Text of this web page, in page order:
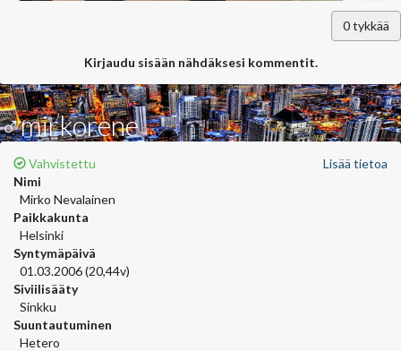
0tykkää
Kirjaudu sisään nähdäksesi kommentit.
♂mirkorene
Lisää tietoa
Vahvistettu
Nimi
Mirko Nevalainen
Paikkakunta
Helsinki
Syntymäpäivä
01.03.2006 (20,44v)
Siviilisääty
Sinkku
Suuntautuminen
Hetero